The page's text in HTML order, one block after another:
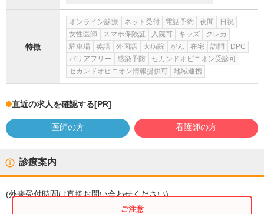
特徴
オンライン診療 ネット受付 電話予約 夜間
日祝
女性医師
スマホ保険証 入院可 キッズ
クレカ
駐車場
英語 外国語 大病院 がん 在宅 訪問
DPC
バリアフリー
感染予防
セカンドオピニオン受診可
セカンドオピニオン情報提供可
地域連携
直近の求人を確認する[PR]
医師の方 看護師の方
診療案内
(外来受付時間は直接お問い合わせください)